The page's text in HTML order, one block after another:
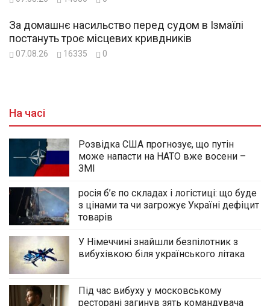
За домашнє насильство перед судом в Ізмаїлі
постануть троє місцевих кривдників
07.08.26 16335 0
На часі
Розвідка США прогнозує, що путін
може напасти на НАТО вже восени –
ЗМІ
росія б’є по складах і логістиці: що буде
з цінами та чи загрожує Україні дефіцит
товарів
У Німеччині знайшли безпілотник з
вибухівкою біля українського літака
Під час вибуху у московському
ресторані загинув зять командувача